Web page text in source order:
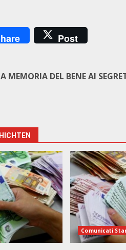
Post
MEMORIA DEL BENE AI
Comunicati